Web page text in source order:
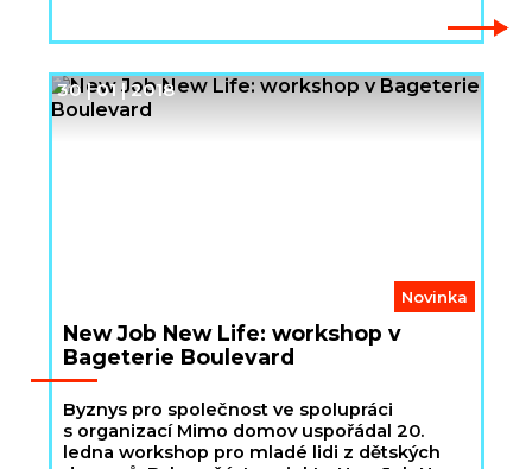
Novinka
New Job New Life: workshop v
Bageterie Boulevard
30 | 01 | 2018
Byznys pro společnost ve spolupráci
s organizací Mimo domov uspořádal 20.
ledna workshop pro mladé lidi z dětských